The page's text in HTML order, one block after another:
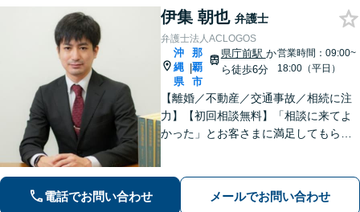
伊集 朝也 弁護士
弁護士法人ACLOGOS
沖
縄
県
|
那
覇
市
県庁前駅 か
ら徒歩6分
営業時間：09:00~
18:00（平日）
【離婚／不動産／交通事故／相続に注
力】【初回相談無料】「相談に来てよ
かった」とお客さまに満足してもらう
く、丁寧なヒアリングで皆様のお気持
ちに寄り添います。
電話でお問い合わせ メールでお問い合わせ